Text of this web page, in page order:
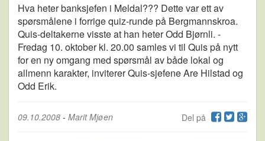
Hva heter banksjefen i Meldal??? Dette var ett av
spørsmålene i forrige quiz-runde på Bergmannskroa.
Quis-deltakerne visste at han heter Odd Bjørnli. -
Fredag 10. oktober kl. 20.00 samles vi til Quis på nytt
for en ny omgang med spørsmål av både lokal og
allmenn karakter, inviterer Quis-sjefene Are Hilstad og
Odd Erik.
Del på
09.10.2008 - Marit Mjøen